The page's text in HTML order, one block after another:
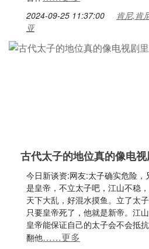
2024-09-25 11:37:00
肯尼,肯
亚
古代太子的地位真的像电
今日新谈资:网友:太子确实危险
是皇帝，不立太子吧，江山不稳
天下大乱，好混水摸鱼。立了太
只要皇帝死了，他就是新帝。江
皇帝能保证自己的太子会不会抵
翻他……更多